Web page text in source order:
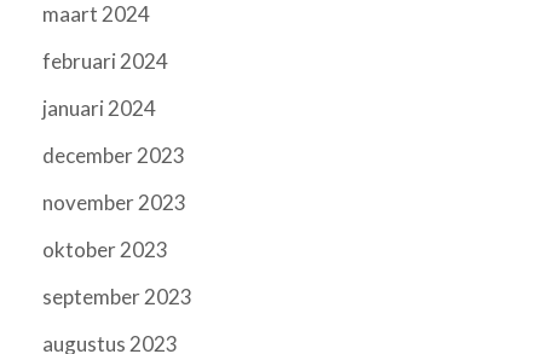
maart 2024
februari 2024
januari 2024
december 2023
november 2023
oktober 2023
september 2023
augustus 2023